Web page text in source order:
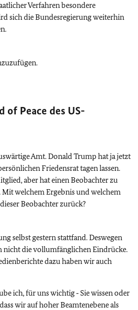
Verfahren besondere
sich die Bundesregierung weiterhin
of Peace des US-
Amt. Donald Trump hat ja jetzt
Friedensrat tagen lassen.
aber hat einen Beobachter zu
Mit welchem Ergebnis und welchem
Beobachter zurück?
selbst gestern stattfand. Deswegen
nicht die vollumfänglichen Eindrücke.
dazu haben wir auch
ich, für uns wichtig ‑ Sie wissen oder
wir auf hoher Beamtenebene als